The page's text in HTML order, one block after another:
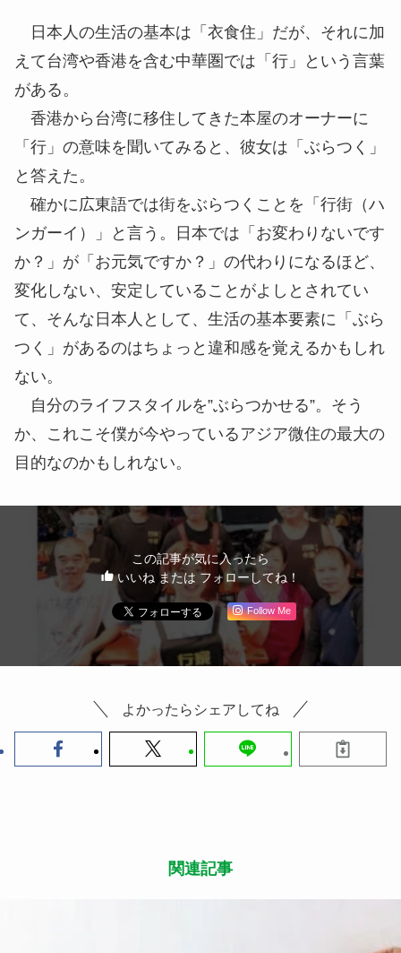
日本人の生活の基本は「衣食住」だが、それに加
えて台湾や香港を含む中華圏では「行」という言葉
がある。
香港から台湾に移住してきた本屋のオーナーに
「行」の意味を聞いてみると、彼女は「ぶらつく」
と答えた。
確かに広東語では街をぶらつくことを「行街（ハ
ンガーイ）」と言う。日本では「お変わりないです
か？」が「お元気ですか？」の代わりになるほど、
変化しない、安定していることがよしとされてい
て、そんな日本人として、生活の基本要素に「ぶら
つく」があるのはちょっと違和感を覚えるかもしれ
ない。
自分のライフスタイルを”ぶらつかせる”。そう
か、これこそ僕が今やっているアジア微住の最大の
目的なのかもしれない。
この記事が気に入ったら
いいね または フォローしてね！
Follow Me
よかったらシェアしてね
関連記事